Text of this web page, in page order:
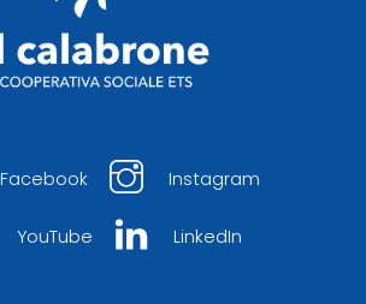
Facebook Instagram
YouTube LinkedIn